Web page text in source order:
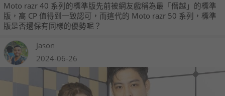
Moto razr 40 系列的標準版先前被網友戲稱為最「僭越」的標準
版，高 CP 值得到一致認可，而這代的 Moto razr 50 系列，標準
版是否還保有同樣的優勢呢？
Jason
2024-06-26